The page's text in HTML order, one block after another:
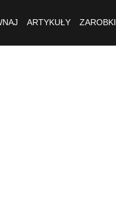
ARTYKUŁY ZAROBKI